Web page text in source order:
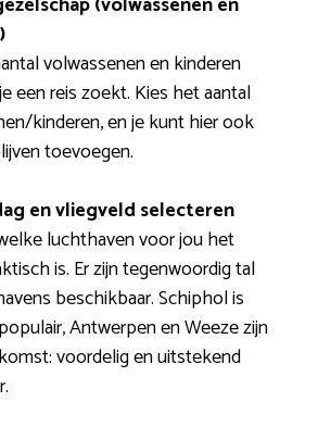
volwassenen en kinderen
een reis zoekt. Kies het aantal
kinderen, en je kunt hier ook
toevoegen.
en vliegveld selecteren
luchthaven voor jou het
is. Er zijn tegenwoordig tal
beschikbaar. Schiphol is
Antwerpen en Weeze zijn
voordelig en uitstekend